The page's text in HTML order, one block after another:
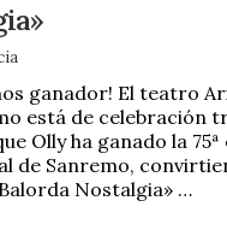
ganador! El teatro
está de celebración
Olly ha ganado la 75ª
de Sanremo,
Nostalgia» …